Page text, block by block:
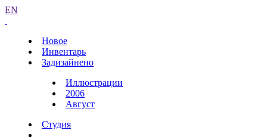
EN
Новое
Инвентарь
Задизайнено
Иллюстрации
2006
Август
Студия